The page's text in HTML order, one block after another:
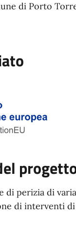
di Porto
di perizia di
di interventi